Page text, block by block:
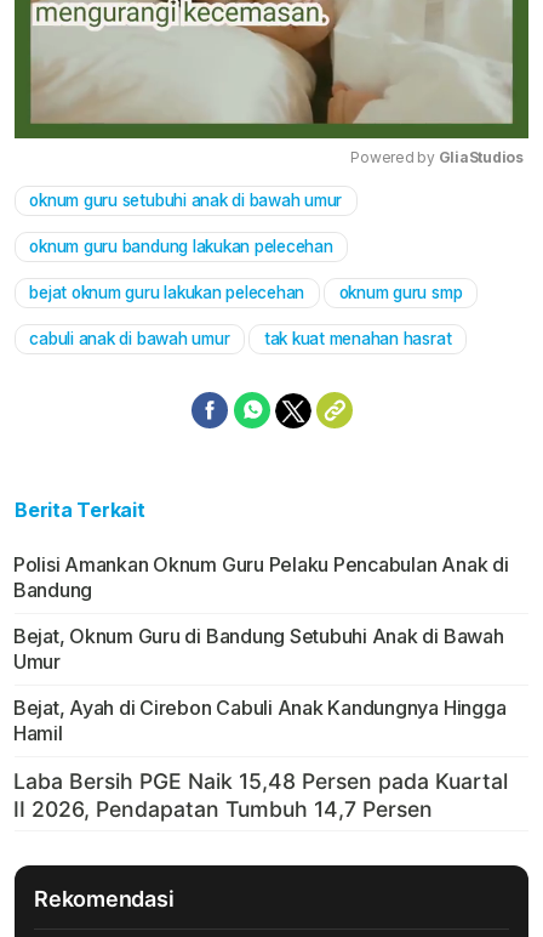
Powered by GliaStudios
oknum guru setubuhi anak di bawah umur
oknum guru bandung lakukan pelecehan
bejat oknum guru lakukan pelecehan oknum guru smp
cabuli anak di bawah umur tak kuat menahan hasrat
Berita Terkait
Polisi Amankan Oknum Guru Pelaku Pencabulan Anak di
Bandung
Bejat, Oknum Guru di Bandung Setubuhi Anak di Bawah
Umur
Bejat, Ayah di Cirebon Cabuli Anak Kandungnya Hingga
Hamil
Rekomendasi